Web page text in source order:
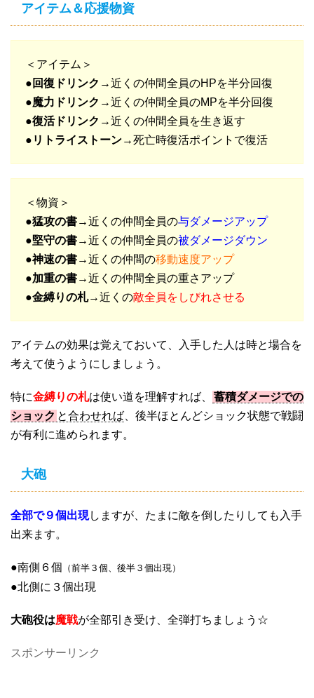
アイテム＆応援物資
＜アイテム＞
● 回復ドリンク→近くの仲間全員のHPを半分回復
●魔力ドリンク→近くの仲間全員のMPを半分回復
●復活ドリンク→近くの仲間全員を生き返す
● リトライストーン→死亡時復活ポイントで復活
＜物資＞
●猛攻の書→近くの仲間全員の与ダメージアップ
●堅守の書→近くの仲間全員の被ダメージダウン
●神速の書→近くの仲間の移動速度アップ
●加重の書→近くの仲間全員の重さアップ
●金縛りの札→近くの敵全員をしびれさせる
アイテムの効果は覚えておいて、入手した人は時と場合を
考えて使うようにしましょう。
特に金縛りの札は使い道を理解すれば、
蓄積ダメージでの
ショック と合わせれば 、後半ほとんどショック状態で戦闘
が有利に進められます。
大砲
全部で９個出現しますが、たまに敵を倒したりしても入手
出来ます。
●南側６個 （前半３個、後半３個出現）
●北側に３個出現
大砲役は魔戦が全部引き受け、全弾打ちましょう☆
スポンサーリンク